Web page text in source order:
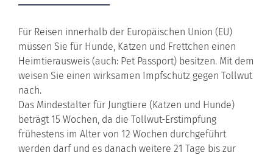
Für Reisen innerhalb der Europäischen Union (EU)
müssen Sie für Hunde, Katzen und Frettchen einen
Heimtierausweis (auch: Pet Passport) besitzen. Mit dem
weisen Sie einen wirksamen Impfschutz gegen Tollwut
nach.
Das Mindestalter für Jungtiere (Katzen und Hunde)
beträgt 15 Wochen, da die Tollwut-Erstimpfung
frühestens im Alter von 12 Wochen durchgeführt
werden darf und es danach weitere 21 Tage bis zur